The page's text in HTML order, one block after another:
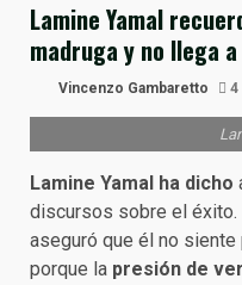
Lamine Yamal
madruga y no llega
Vincenzo Gambaretto 4
Lamine Yamal ha dicho
discursos sobre el éxito.
aseguró que él no
porque la presión de